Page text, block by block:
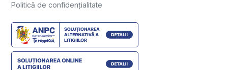
Politică de confidențialitate